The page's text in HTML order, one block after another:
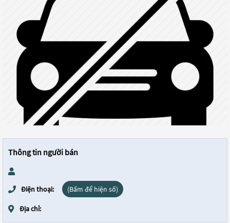
Thông tin người bán
Điện thoại: (Bấm để hiện số)
Địa chỉ: